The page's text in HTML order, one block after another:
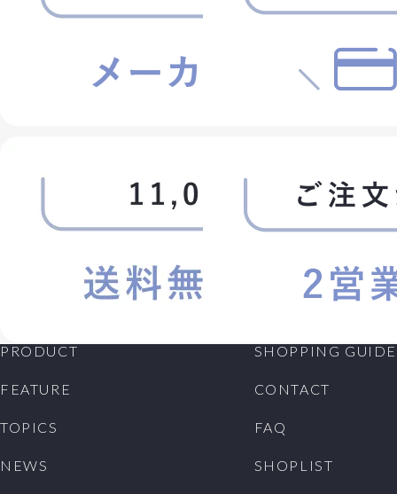
PRODUCT
FEATURE
TOPICS
NEWS
SHOPPING GUIDE
CONTACT
FAQ
SHOPLIST